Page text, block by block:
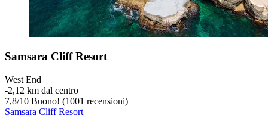
Samsara Cliff Resort
West End
‐2,12 km dal centro
7,8/10 Buono! (1001 recensioni)
Samsara Cliff Resort